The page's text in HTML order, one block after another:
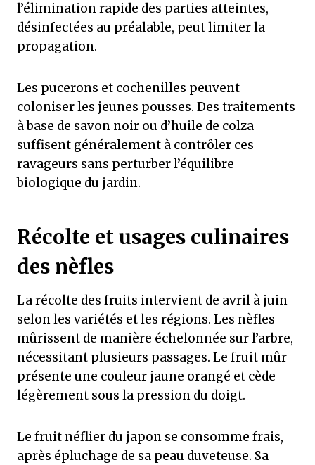
l’élimination rapide des parties atteintes,
désinfectées au préalable, peut limiter la
propagation.
Les pucerons et cochenilles peuvent
coloniser les jeunes pousses. Des traitements
à base de savon noir ou d’huile de colza
suffisent généralement à contrôler ces
ravageurs sans perturber l’équilibre
biologique du jardin.
Récolte et usages culinaires
des nèfles
La récolte des fruits intervient de avril à juin
selon les variétés et les régions. Les nèfles
mûrissent de manière échelonnée sur l’arbre,
nécessitant plusieurs passages. Le fruit mûr
présente une couleur jaune orangé et cède
légèrement sous la pression du doigt.
Le fruit néflier du japon se consomme frais,
après épluchage de sa peau duveteuse. Sa